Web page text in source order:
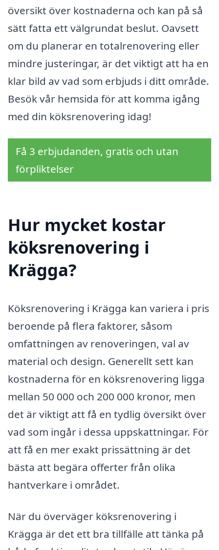
översikt över kostnaderna och kan på så
sätt fatta ett välgrundat beslut. Oavsett
om du planerar en totalrenovering eller
mindre justeringar, är det viktigt att ha en
klar bild av vad som erbjuds i ditt område.
Besök vår hemsida för att komma igång
med din köksrenovering idag!
Få 3 erbjudanden, gratis och utan
förpliktelser
Hur mycket kostar
köksrenovering i
Krägga?
Köksrenovering i Krägga kan variera i pris
beroende på flera faktorer, såsom
omfattningen av renoveringen, val av
material och design. Generellt sett kan
kostnaderna för en köksrenovering ligga
mellan 50 000 och 200 000 kronor, men
det är viktigt att få en tydlig översikt över
vad som ingår i dessa uppskattningar. För
att få en mer exakt prissättning är det
bästa att begära offerter från olika
hantverkare i området.
När du överväger köksrenovering i
Krägga är det ett bra tillfälle att tänka på